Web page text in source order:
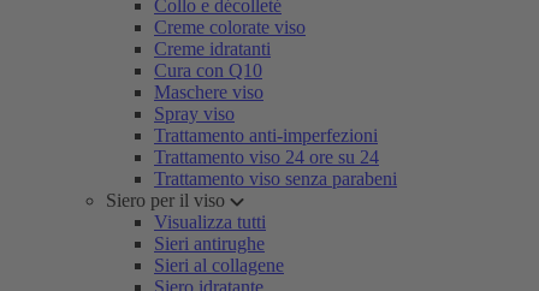
Collo e décolleté
Creme colorate viso
Creme idratanti
Cura con Q10
Maschere viso
Spray viso
Trattamento anti-imperfezioni
Trattamento viso 24 ore su 24
Trattamento viso senza parabeni
Siero per il viso
Visualizza tutti
Sieri antirughe
Sieri al collagene
Siero idratante